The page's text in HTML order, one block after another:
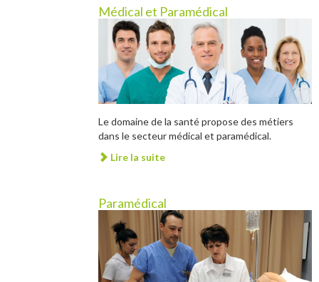
Médical et Paramédical
Le domaine de la santé propose des métiers
dans le secteur médical et paramédical.
Lire la suite
Paramédical